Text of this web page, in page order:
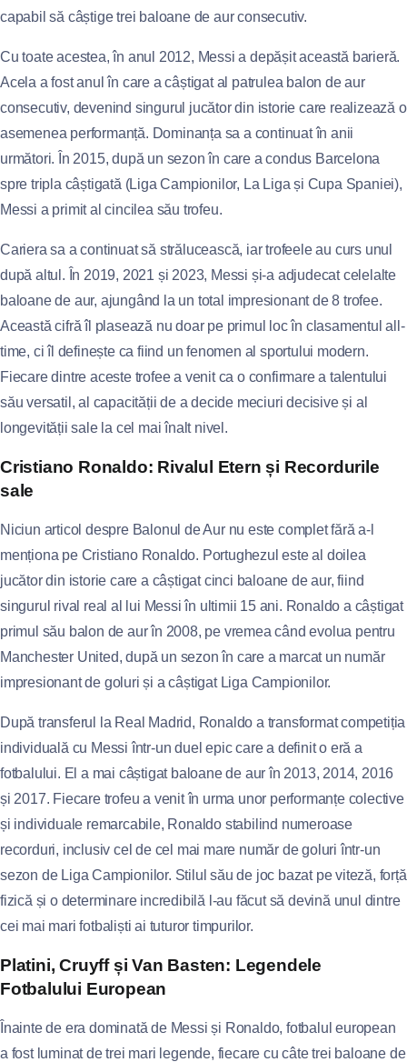
capabil să câștige trei baloane de aur consecutiv.
Cu toate acestea, în anul 2012, Messi a depășit această barieră.
Acela a fost anul în care a câștigat al patrulea balon de aur
consecutiv, devenind singurul jucător din istorie care realizează o
asemenea performanță. Dominanța sa a continuat în anii
următori. În 2015, după un sezon în care a condus Barcelona
spre tripla câștigată (Liga Campionilor, La Liga și Cupa Spaniei),
Messi a primit al cincilea său trofeu.
Cariera sa a continuat să strălucească, iar trofeele au curs unul
după altul. În 2019, 2021 și 2023, Messi și-a adjudecat celelalte
baloane de aur, ajungând la un total impresionant de 8 trofee.
Această cifră îl plasează nu doar pe primul loc în clasamentul all-
time, ci îl definește ca fiind un fenomen al sportului modern.
Fiecare dintre aceste trofee a venit ca o confirmare a talentului
său versatil, al capacității de a decide meciuri decisive și al
longevității sale la cel mai înalt nivel.
Cristiano Ronaldo: Rivalul Etern și Recordurile
sale
Niciun articol despre Balonul de Aur nu este complet fără a-l
menționa pe Cristiano Ronaldo. Portughezul este al doilea
jucător din istorie care a câștigat cinci baloane de aur, fiind
singurul rival real al lui Messi în ultimii 15 ani. Ronaldo a câștigat
primul său balon de aur în 2008, pe vremea când evolua pentru
Manchester United, după un sezon în care a marcat un număr
impresionant de goluri și a câștigat Liga Campionilor.
După transferul la Real Madrid, Ronaldo a transformat competiția
individuală cu Messi într-un duel epic care a definit o eră a
fotbalului. El a mai câștigat baloane de aur în 2013, 2014, 2016
și 2017. Fiecare trofeu a venit în urma unor performanțe colective
și individuale remarcabile, Ronaldo stabilind numeroase
recorduri, inclusiv cel de cel mai mare număr de goluri într-un
sezon de Liga Campionilor. Stilul său de joc bazat pe viteză, forță
fizică și o determinare incredibilă l-au făcut să devină unul dintre
cei mai mari fotbaliști ai tuturor timpurilor.
Platini, Cruyff și Van Basten: Legendele
Fotbalului European
Înainte de era dominată de Messi și Ronaldo, fotbalul european
a fost luminat de trei mari legende, fiecare cu câte trei baloane de